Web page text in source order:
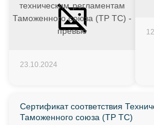
23.10.2024
Сертификат соответствия
Таможенного союза (ТР ТС)